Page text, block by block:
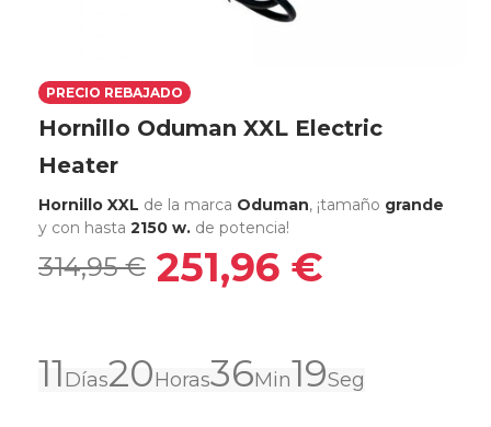
PRECIO REBAJADO
Hornillo Oduman XXL Electric
Heater
Hornillo XXL de la marca Oduman, ¡tamaño grande
y con hasta 2150 w. de potencia!
314,95 € 251,96 €
11Días20Horas36Min19Seg